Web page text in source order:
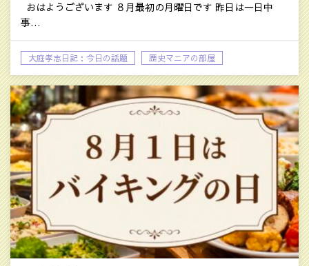
おはようございます ８月最初の月曜日です 昨日は一日中
事…
大庭孝志日記：今日の話題 歴史マニアの部屋